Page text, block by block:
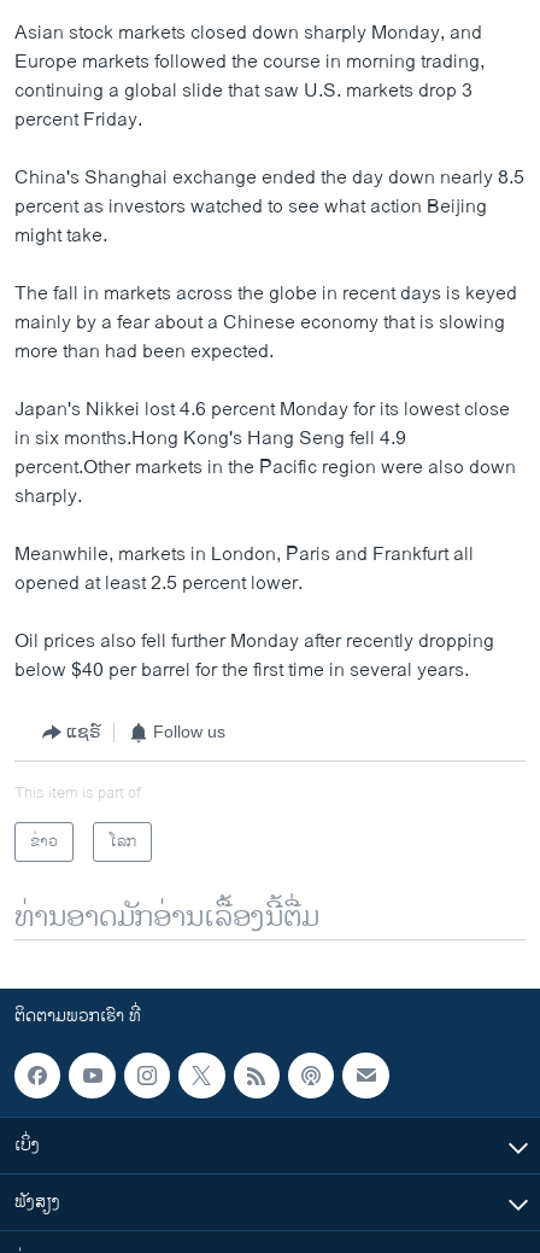
Asian stock markets closed down sharply Monday, and
Europe markets followed the course in morning trading,
continuing a global slide that saw U.S. markets drop 3
percent Friday.
China's Shanghai exchange ended the day down nearly 8.5
percent as investors watched to see what action Beijing
might take.
The fall in markets across the globe in recent days is keyed
mainly by a fear about a Chinese economy that is slowing
more than had been expected.
Japan's Nikkei lost 4.6 percent Monday for its lowest close
in six months.Hong Kong's Hang Seng fell 4.9
percent.Other markets in the Pacific region were also down
sharply.
Meanwhile, markets in London, Paris and Frankfurt all
opened at least 2.5 percent lower.
Oil prices also fell further Monday after recently dropping
below $40 per barrel for the first time in several years.
ແຊຣ໌ Follow us
This item is part of
ຂ່າວ
ໂລກ
ທ່ານອາດມັກອ່ານເລື້ອງນີ້ຕື່ມ
ຕິດຕາມພວກເຮົາ ທີ່
ເບິ່ງ
ຟັງສຽງ